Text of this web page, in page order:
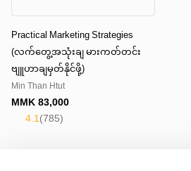
Practical Marketing Strategies
(လက်တွေ့အသုံးချ မားကတ်တင်း
ဗျူဟာချမှတ်နိုင်ဖို့)
Min Than Htut
MMK83,000
4.1(785)